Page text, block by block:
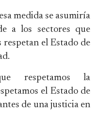
medida se asumiría
a los sectores que
respetan el Estado de
respetamos la
el Estado de
de una justicia en